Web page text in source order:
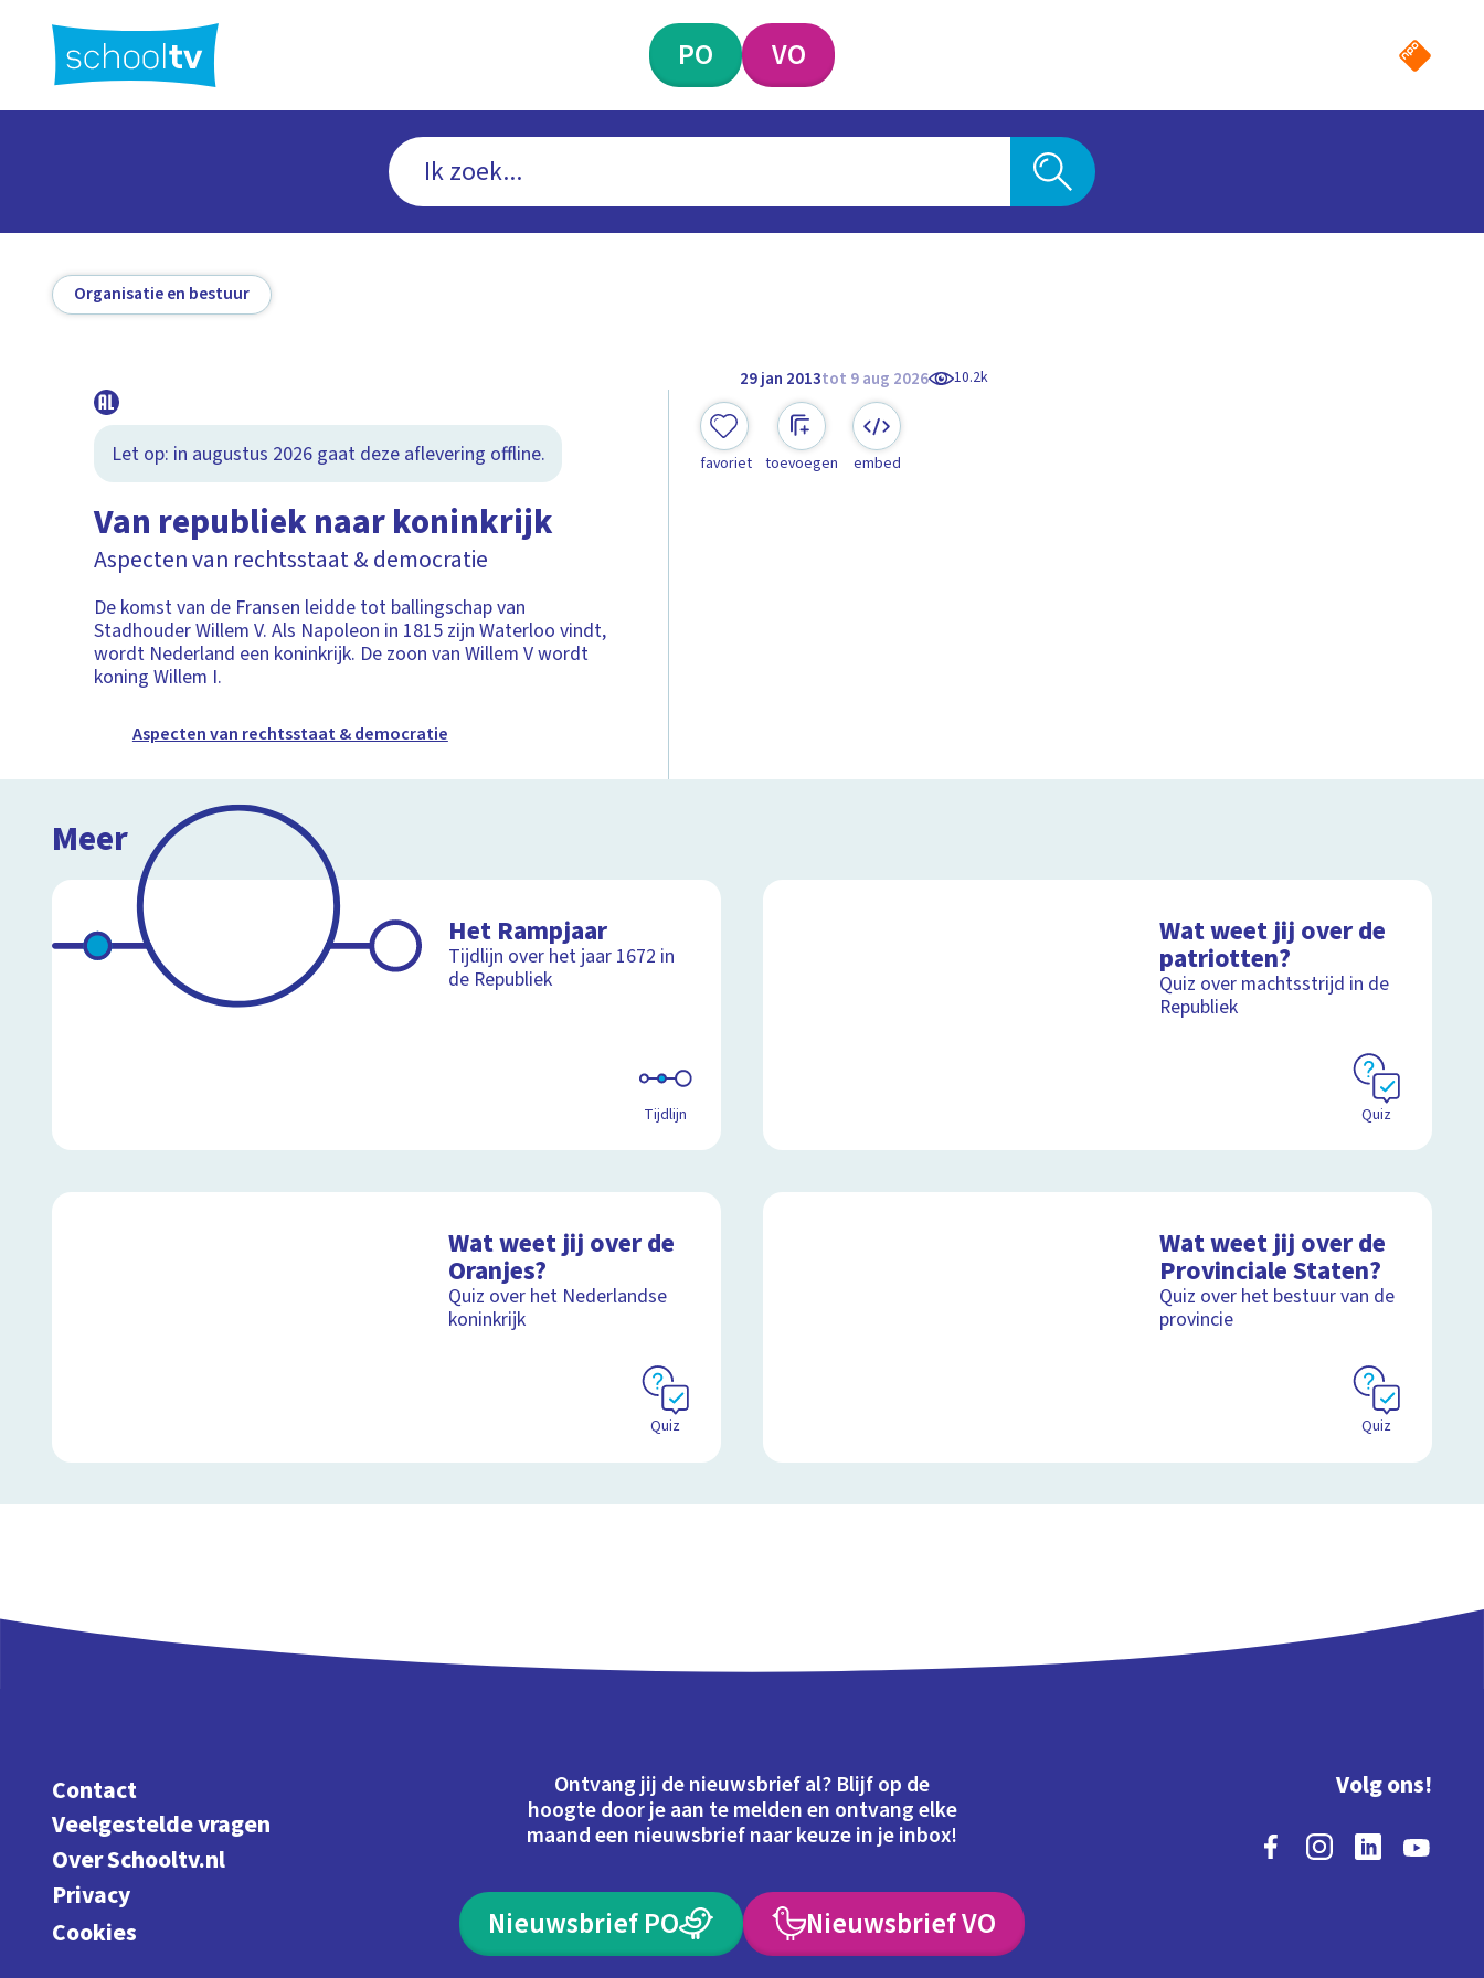
hoofdinhoud
PO VO
Organisatie en bestuur
29 jan 2013tot 9 aug 2026 10.2k
Let op: in augustus 2026 gaat deze aflevering offline.
Van republiek naar koninkrijk
Aspecten van rechtsstaat & democratie
De komst van de Fransen leidde tot ballingschap van
Stadhouder Willem V. Als Napoleon in 1815 zijn Waterloo vindt,
wordt Nederland een koninkrijk. De zoon van Willem V wordt
koning Willem I.
Aspecten van rechtsstaat & democratie
favoriet toevoegen embed
Meer
Het Rampjaar
Tijdlijn over het jaar 1672 in
de Republiek
Tijdlijn
Wat weet jij over de
patriotten?
Quiz over machtsstrijd in de
Republiek
Quiz
Wat weet jij over de
Oranjes?
Quiz over het Nederlandse
koninkrijk
Quiz
Wat weet jij over de
Provinciale Staten?
Quiz over het bestuur van de
provincie
Quiz
Contact
Veelgestelde vragen
Over Schooltv.nl
Privacy
Cookies
Ontvang jij de nieuwsbrief al? Blijf op de
hoogte door je aan te melden en ontvang elke
maand een nieuwsbrief naar keuze in je inbox!
Nieuwsbrief PO Nieuwsbrief VO
Volg ons!